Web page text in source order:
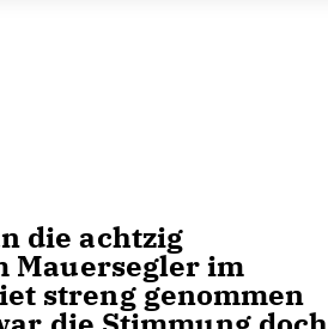
die achtzig
Mauersegler im
streng genommen